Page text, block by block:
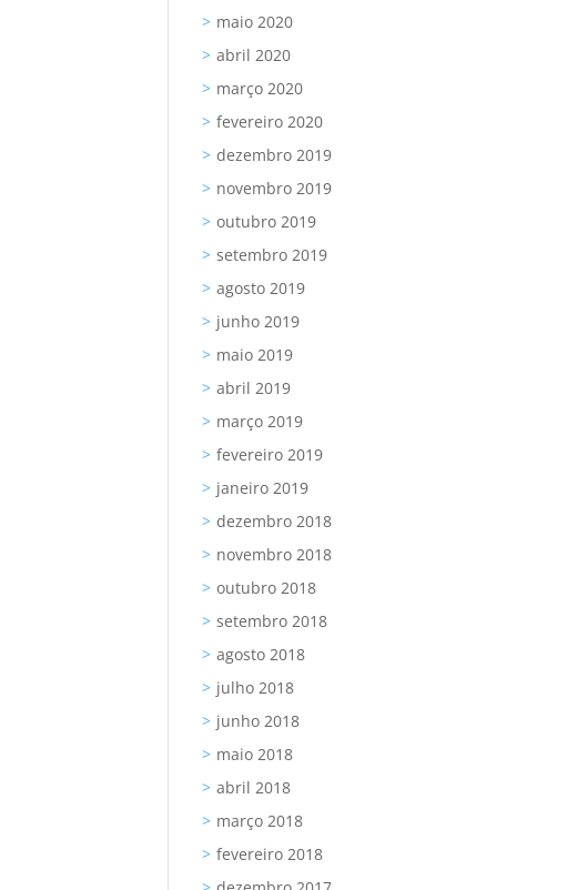
maio 2020
abril 2020
março 2020
fevereiro 2020
dezembro 2019
novembro 2019
outubro 2019
setembro 2019
agosto 2019
junho 2019
maio 2019
abril 2019
março 2019
fevereiro 2019
janeiro 2019
dezembro 2018
novembro 2018
outubro 2018
setembro 2018
agosto 2018
julho 2018
junho 2018
maio 2018
abril 2018
março 2018
fevereiro 2018